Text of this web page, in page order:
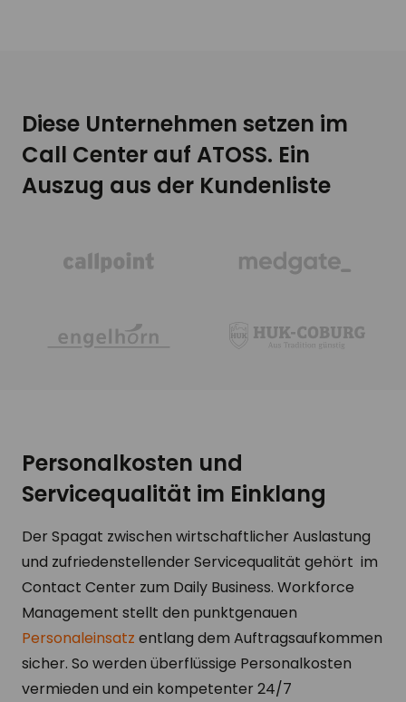
Diese Unternehmen setzen im
Call Center auf ATOSS. Ein
Auszug aus der Kundenliste
Personalkosten und
Servicequalität im Einklang
Der Spagat zwischen wirtschaftlicher Auslastung
und zufriedenstellender Servicequalität gehört im
Contact Center zum Daily Business. Workforce
Management stellt den punktgenauen
Personaleinsatz entlang dem Auftragsaufkommen
sicher. So werden überflüssige Personalkosten
vermieden und ein kompetenter 24/7